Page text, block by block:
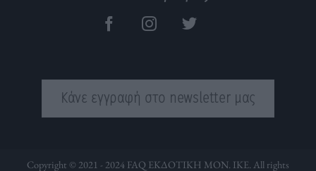
Κάνε εγγραφή στο newsletter μας
Copyright © 2021 - 2024 FAQ ΕΚΔΟΤΙΚΗ ΜΟΝ. ΙΚΕ. All rights